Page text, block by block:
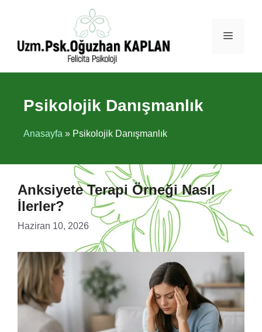
Menü
Psikolojik Danışmanlık
Anasayfa » Psikolojik Danışmanlık
Anksiyete Terapi Örneği Nasıl
İlerler?
Haziran 10, 2026